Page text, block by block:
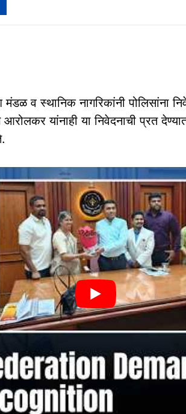
मंडळ व स्थानिक नागरिकांनी पोलिसांना
यांनाही या निवेदनाची प्रत